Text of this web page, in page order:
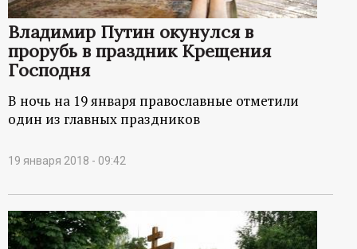
р
т
а
л
Владимир Путин окунулся в
прорубь в праздник Крещения
Господня
В ночь на 19 января православные отметили
один из главных праздников
19 января 2018 - 09:42